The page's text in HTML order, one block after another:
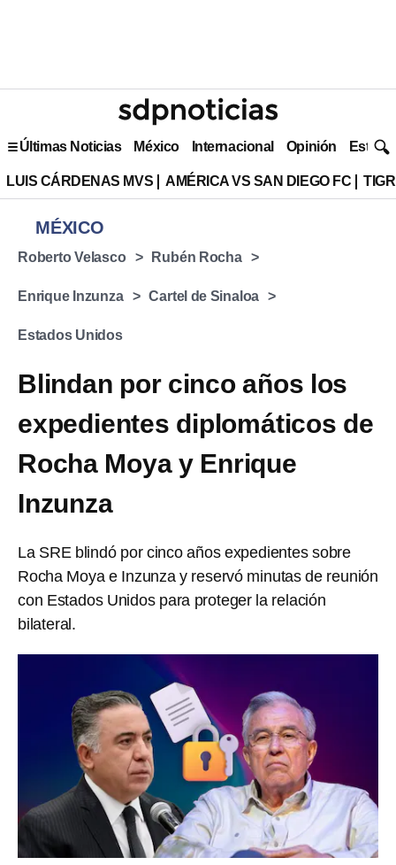
Últimas Noticias México Internacional Opinión Estilo
LUIS CÁRDENAS MVS AMÉRICA VS SAN DIEGO FC
MÉXICO
Roberto Velasco Rubén Rocha
Enrique Inzunza Cartel de Sinaloa
Estados Unidos
Blindan por cinco años los
expedientes diplomáticos de
Rocha Moya y Enrique
Inzunza
La SRE blindó por cinco años expedientes sobre
Rocha Moya e Inzunza y reservó minutas de reunión
con Estados Unidos para proteger la relación
bilateral.